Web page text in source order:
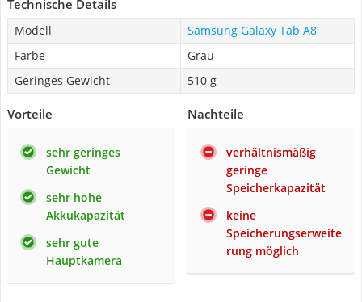
Technische Details
Modell
Samsung Galaxy Tab A8
Farbe
Grau
Geringes Gewicht
510 g
Vorteile
sehr geringes
Gewicht
sehr hohe
Akkukapazität
sehr gute
Hauptkamera
Nachteile
verhältnismäßig
geringe
Speicherkapazität
keine
Speicherungserweite
rung möglich